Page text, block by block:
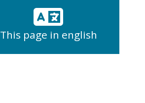
This page in english